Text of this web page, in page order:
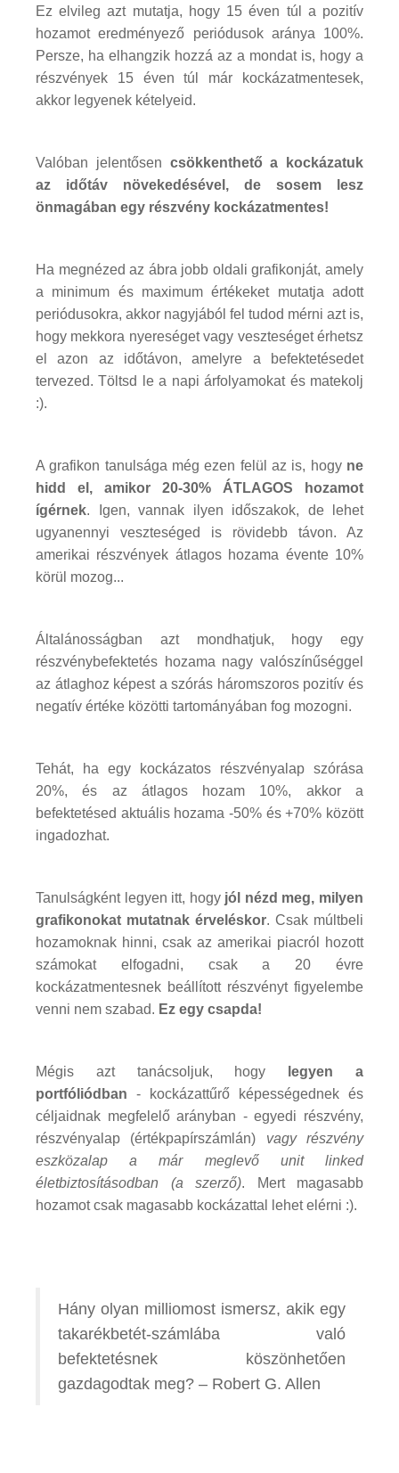
Ez elvileg azt mutatja, hogy 15 éven túl a pozitív
hozamot eredményező periódusok aránya 100%.
Persze, ha elhangzik hozzá az a mondat is, hogy a
részvények 15 éven túl már kockázatmentesek,
akkor legyenek kételyeid.
Valóban jelentősen csökkenthető a kockázatuk
az időtáv növekedésével, de
sosem lesz
önmagában egy részvény kockázatmentes!
Ha megnézed az ábra jobb oldali grafikonját, amely
a minimum és maximum értékeket mutatja adott
periódusokra, akkor nagyjából fel tudod mérni azt is,
hogy mekkora nyereséget vagy veszteséget érhetsz
el azon az időtávon, amelyre a befektetésedet
tervezed. Töltsd le a napi árfolyamokat és matekolj
:).
A grafikon tanulsága még ezen felül az is, hogy ne
hidd el, amikor 20-30% ÁTLAGOS hozamot
ígérnek. Igen, vannak ilyen időszakok, de lehet
ugyanennyi veszteséged is rövidebb távon. Az
amerikai részvények átlagos hozama évente 10%
körül mozog...
Általánosságban azt mondhatjuk, hogy egy
részvénybefektetés hozama nagy valószínűséggel
az átlaghoz képest a szórás háromszoros pozitív és
negatív értéke közötti tartományában fog mozogni.
Tehát, ha egy kockázatos részvényalap szórása
20%, és az átlagos hozam 10%, akkor a
befektetésed aktuális hozama -50% és +70% között
ingadozhat.
Tanulságként legyen itt, hogy jól nézd meg, milyen
grafikonokat mutatnak érveléskor. Csak múltbeli
hozamoknak hinni, csak az amerikai piacról hozott
számokat elfogadni, csak a 20 évre
kockázatmentesnek beállított részvényt figyelembe
venni nem szabad. Ez egy csapda!
Mégis azt tanácsoljuk, hogy
legyen a
portfóliódban - kockázattűrő képességednek és
céljaidnak megfelelő arányban - egyedi részvény,
részvényalap (értékpapírszámlán) vagy részvény
eszközalap a már meglevő unit linked
életbiztosításodban (a szerző). Mert magasabb
hozamot csak magasabb kockázattal lehet elérni :).
Hány olyan milliomost ismersz, akik egy
takarékbetét-számlába való
befektetésnek köszönhetően
gazdagodtak meg? – Robert G. Allen